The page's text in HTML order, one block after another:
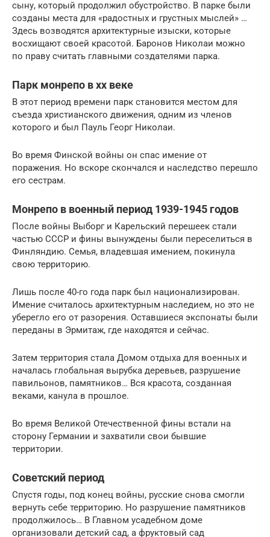
сыну, который продолжил обустройство. В парке были
созданы места для «радостных и грустных мыслей» …
Здесь возводятся архитектурные изыски, которые
восхищают своей красотой. Баронов Николаи можно
по праву считать главными создателями парка.
Парк монрепо в xx веке
В этот период времени парк становится местом для
съезда христианского движения, одним из членов
которого и был Пауль Георг Николаи.
Во время Финской войны он спас имение от
поражения. Но вскоре скончался и наследство перешло
его сестрам.
Монрепо в военный период 1939-1945 годов
После войны Выборг и Карельский перешеек стали
частью СССР и фины вынуждены были переселиться в
Финляндию. Семья, владевшая имением, покинула
свою территорию.
Лишь после 40-го года парк был национализирован.
Имение считалось архитектурным наследием, но это не
уберегло его от разорения. Оставшиеся экспонаты были
переданы в Эрмитаж, где находятся и сейчас.
Затем территория стала Домом отдыха для военных и
началась глобальная вырубка деревьев, разрушение
павильонов, памятников… Вся красота, созданная
веками, канула в прошлое.
Во время Великой Отечественной фины встали на
сторону Германии и захватили свои бывшие
территории.
Советский период
Спустя годы, под конец войны, русские снова смогли
вернуть себе территорию. Но разрушение памятников
продолжилось… В Главном усадебном доме
организовали детский сад, а фруктовый сад